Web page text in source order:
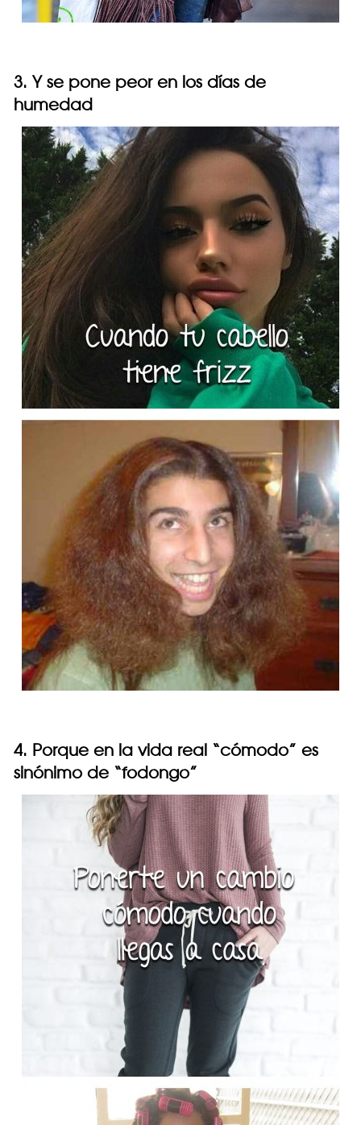
3. Y se pone peor en los días de
humedad
4. Porque en la vida real “cómodo” es
sinónimo de “fodongo”